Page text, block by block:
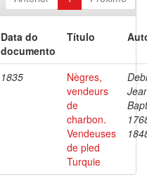
Data do
documento
Título
1835
Nègres,
vendeurs
de
charbon.
Vendeuses
de pled
Turquie